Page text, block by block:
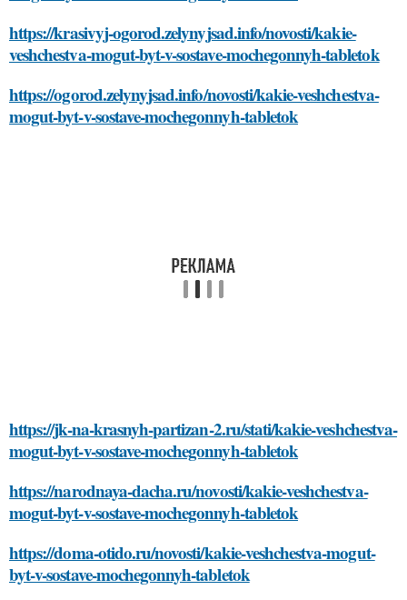
https://krasivyj-ogorod.zelynyjsad.info/novosti/kakie-
veshchestva-mogut-byt-v-sostave-mochegonnyh-tabletok
https://ogorod.zelynyjsad.info/novosti/kakie-veshchestva-
mogut-byt-v-sostave-mochegonnyh-tabletok
https://jk-na-krasnyh-partizan-2.ru/stati/kakie-veshchestva-
mogut-byt-v-sostave-mochegonnyh-tabletok
https://narodnaya-dacha.ru/novosti/kakie-veshchestva-
mogut-byt-v-sostave-mochegonnyh-tabletok
https://doma-otido.ru/novosti/kakie-veshchestva-mogut-
byt-v-sostave-mochegonnyh-tabletok